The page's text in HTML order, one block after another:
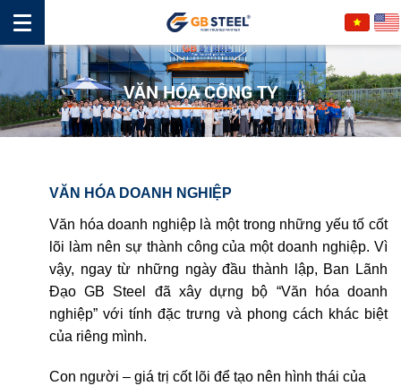
VĂN HÓA CÔNG TY
VĂN HÓA DOANH NGHIỆP
Văn hóa doanh nghiệp là một trong những yếu tố cốt
lõi làm nên sự thành công của một doanh nghiệp. Vì
vậy, ngay từ những ngày đầu thành lập, Ban Lãnh
Đạo GB Steel đã xây dựng bộ “Văn hóa doanh
nghiệp” với tính đặc trưng và phong cách khác biệt
của riêng mình.
Con người – giá trị cốt lõi để tạo nên hình thái của